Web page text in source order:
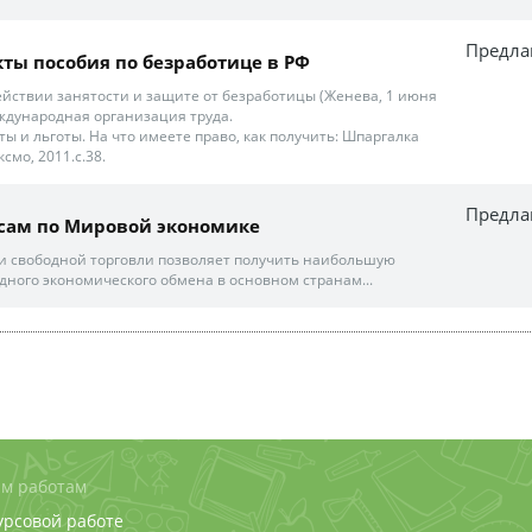
пособия по безработице в РФ
занятости и защите от безработицы (Женева, 1 июня
организация труда.
и льготы. На что имеете право, как получить: Шпаргалка
2011.с.38.
по Мировой экономике
свободной торговли позволяет получить наибольшую
экономического обмена в основном странам...
работам
работе